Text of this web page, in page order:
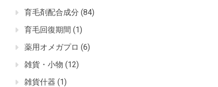
育毛剤配合成分 (84)
育毛回復期間 (1)
薬用オメガプロ (6)
雑貨・小物 (12)
雑貨什器 (1)